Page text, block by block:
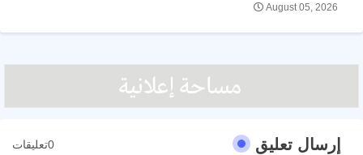
August 05, 2026
إرسال تعليق 0تعليقات